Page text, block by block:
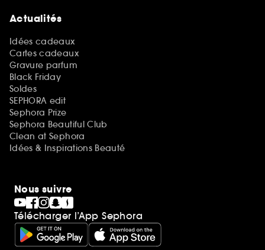
Actualités
Idées cadeaux
Cartes cadeaux
Gravure parfum
Black Friday
Soldes
SEPHORA edit
Sephora Prize
Sephora Beautiful Club
Clean at Sephora
Idées & Inspirations Beauté
Nous suivre
Télécharger l’App Sephora